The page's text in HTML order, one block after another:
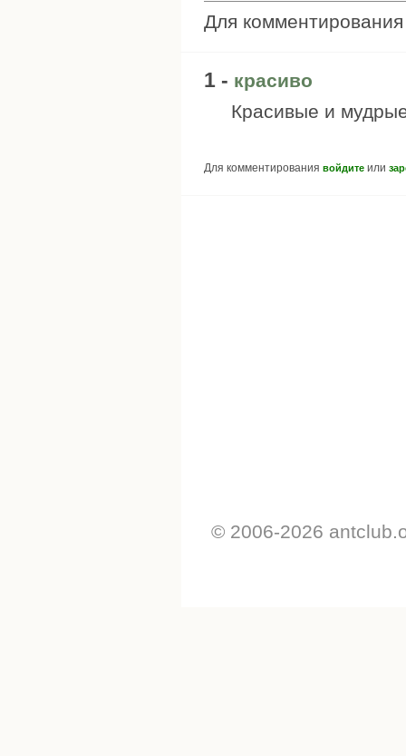
Для
1 - красиво
Красивые и
Для комментирования войдите или
© 2006-2026